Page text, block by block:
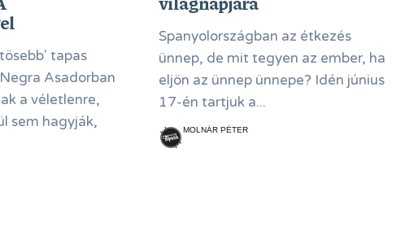
tapas
Asadorban
a véletlenre,
sem hagyják,
Spanyolországban az étkezés
ünnep, de mit tegyen az ember, ha
eljön az ünnep ünnepe? Idén június
17-én tartjuk a...
MOLNÁR PÉTER